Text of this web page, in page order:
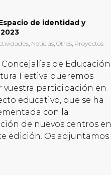
de identidad y
, Noticias, Otros, Proyectos
Concejalías de Educación
Festiva queremos
vuestra participación en
educativo, que se ha
con la
de nuevos centros en
edición. Os adjuntamos